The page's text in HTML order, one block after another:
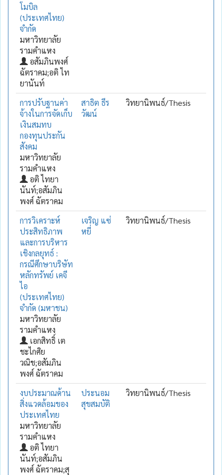
โมบิล
(ประเทศไทย)
จำกัด
มหาวิทยาลัย
รามคำแหง
อสัมภินพงศ์
ฉัตราคม;อติ ไท
ยานันท์
การปรับฐานค่า
จ้างในการจัดเก็บ
เงินสมทบ
กองทุนประกัน
สังคม
มหาวิทยาลัย
รามคำแหง
อติ ไทยา
นันท์;อสัมภิน
พงศ์ ฉัตราคม
สาธิต ธีร
วัฒน์
วิทยานิพนธ์/Thesis
การวิเคราะห์
ประสิทธิภาพ
และการบริหาร
เชิงกลยุทธ์ :
กรณีศึกษาบริษัท
หลักทรัพย์ เคจี
ไอ
(ประเทศไทย)
จำกัด (มหาชน)
มหาวิทยาลัย
รามคำแหง
เอกสิทธิ์ เต
ชะไกศิย
วณิช;อสัมภิน
พงศ์ ฉัตราคม
เจริญ แซ่
หยี่
วิทยานิพนธ์/Thesis
งบประมาณด้าน
สิ่งแวดล้อมของ
ประเทศไทย
มหาวิทยาลัย
รามคำแหง
อติ ไทยา
นันท์;อสัมภิน
พงศ์ ฉัตราคม;สุ
ประนอม
สุขสมบัติ
วิทยานิพนธ์/Thesis